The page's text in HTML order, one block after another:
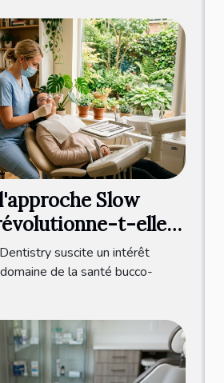
Slow
t-elle
?
suscite un intérêt
de la santé bucco-